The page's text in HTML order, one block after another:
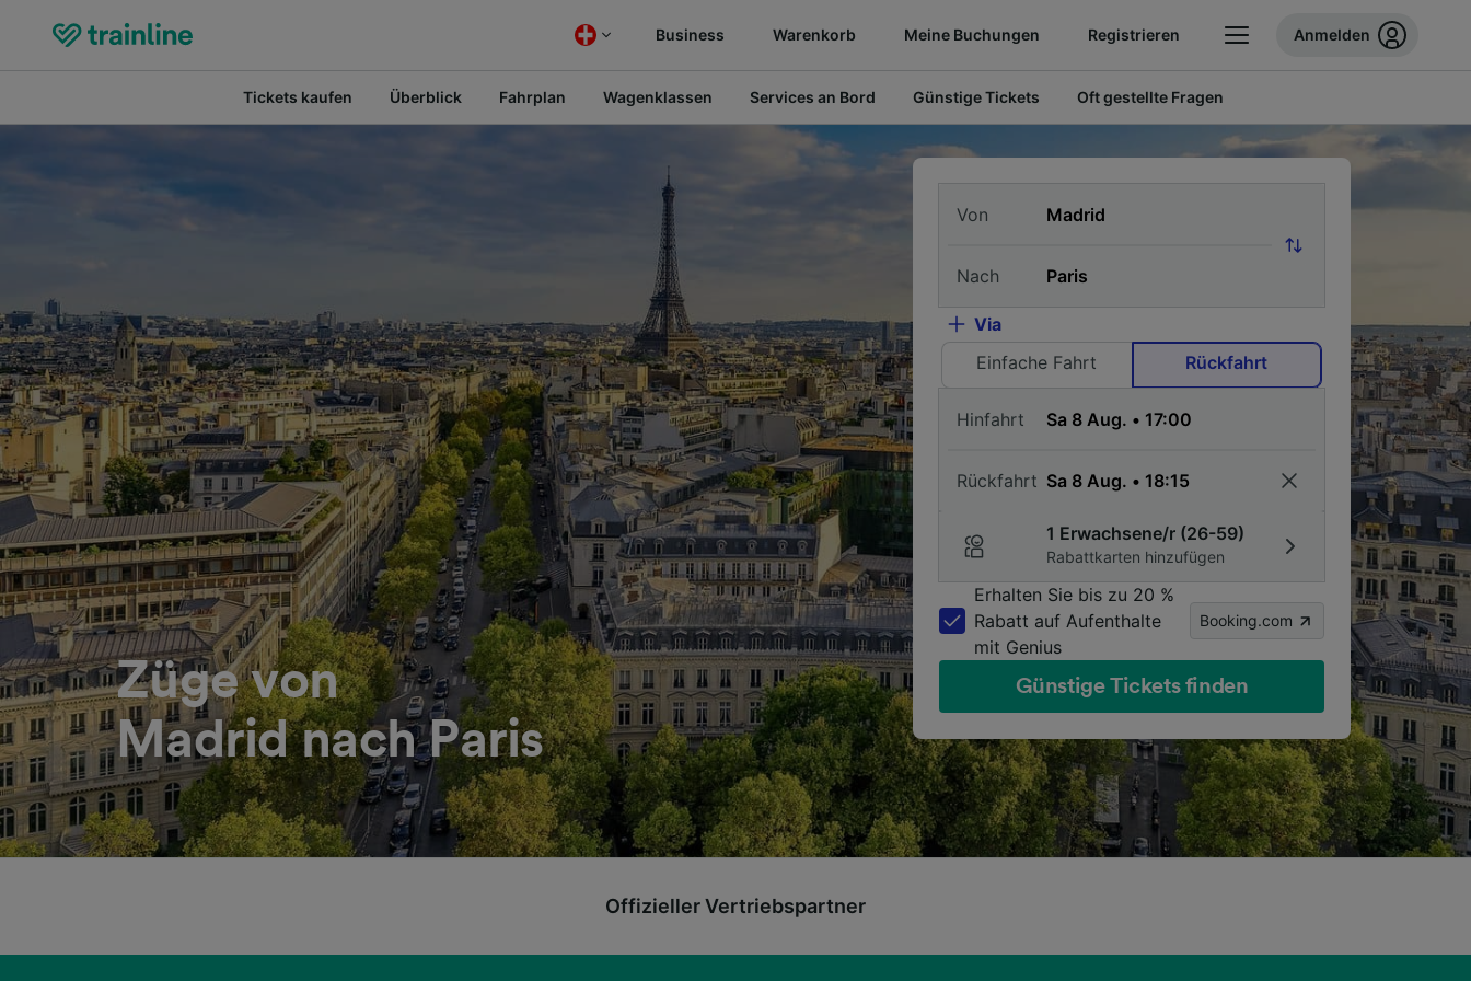
Business Warenkorb Meine Buchungen Registrieren Anmelden
Tickets kaufen Überblick Fahrplan Wagenklassen Services an Bord Günstige Tickets Oft gestellte Fragen
Züge von
Madrid nach Paris
Von
Nach
Via
Einfache Fahrt
Rückfahrt
Hinfahrt
Rückfahrt
1 Erwachsene/r (26-59)
Rabattkarten hinzufügen
Erhalten Sie bis zu 20 %
Rabatt auf Aufenthalte
mit Genius
Booking.com
Günstige Tickets finden
Offizieller Vertriebspartner